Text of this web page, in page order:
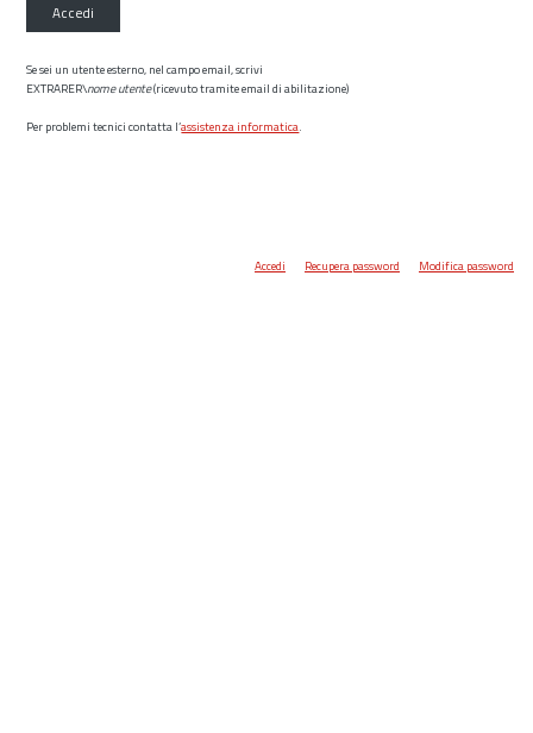
Accedi
Se sei un utente esterno, nel campo email, scrivi
EXTRARER\nome utente(ricevuto tramite email di abilitazione)
Per problemi tecnici contatta l’assistenza informatica.
Accedi Recupera password Modifica password